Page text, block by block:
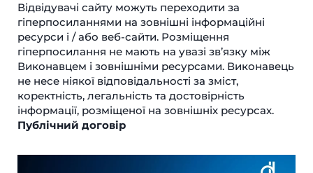
Відвідувачі сайту можуть переходити за
гіперпосиланнями на зовнішні інформаційні
ресурси і / або веб-сайти. Розміщення
гіперпосилання не мають на увазі зв’язку між
Виконавцем і зовнішніми ресурсами. Виконавець
не несе ніякої відповідальності за зміст,
коректність, легальність та достовірність
інформації, розміщеної на зовнішніх ресурсах.
Публічний договір